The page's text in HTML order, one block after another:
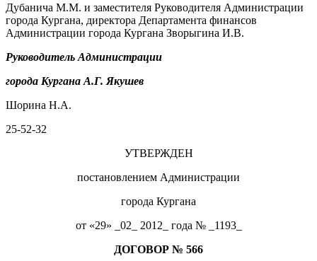
Дубанича М.М. и заместителя Руководителя Администрации
города Кургана, директора Департамента финансов
Администрации города Кургана Зворыгина И.В.
Руководитель Администрации
города Кургана А.Г. Якушев
Шорина Н.А.
25-52-32
УТВЕРЖДЕН
постановлением Администрации
города Кургана
от «29» _02_ 2012_ года № _1193_
ДОГОВОР № 566